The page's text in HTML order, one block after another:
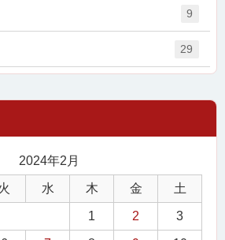
9
29
2024年2月
水 木 金 土
1 2 3